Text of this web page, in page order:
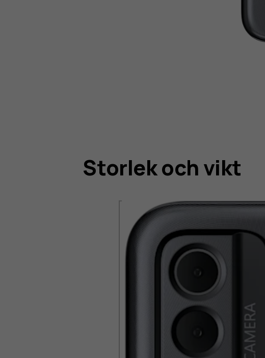
Storlek och vikt